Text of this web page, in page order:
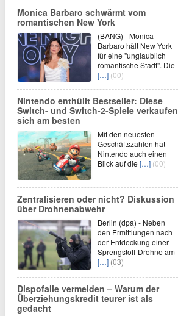
Monica Barbaro schwärmt vom
romantischen New York
(BANG) - Monica
Barbaro hält New York
für eine "unglaublich
romantische Stadt". Die
[…] (00)
Nintendo enthüllt Bestseller: Diese
Switch- und Switch-2-Spiele verkaufen
sich am besten
Mit den neuesten
Geschäftszahlen hat
Nintendo auch einen
Blick auf die […] (00)
Zentralisieren oder nicht? Diskussion
über Drohnenabwehr
Berlin (dpa) - Neben
den Ermittlungen nach
der Entdeckung einer
Sprengstoff-Drohne am
[…] (03)
Dispofalle vermeiden – Warum der
Überziehungskredit teurer ist als
gedacht